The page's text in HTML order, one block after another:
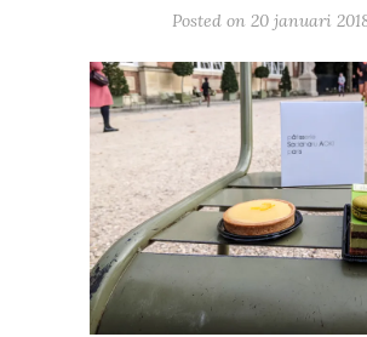
Posted on 20 januari